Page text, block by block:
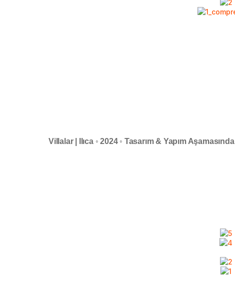
Villalar | Ilıca ◦ 2024 ◦ Tasarım & Yapım Aşamasında